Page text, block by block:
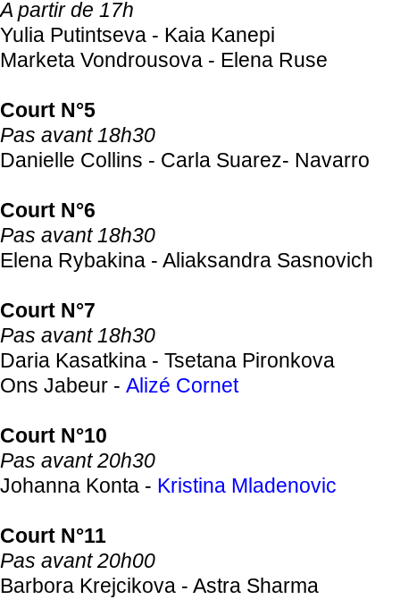
A partir de 17h
Yulia Putintseva - Kaia Kanepi
Marketa Vondrousova - Elena Ruse
Court N°5
Pas avant 18h30
Danielle Collins - Carla Suarez- Navarro
Court N°6
Pas avant 18h30
Elena Rybakina - Aliaksandra Sasnovich
Court N°7
Pas avant 18h30
Daria Kasatkina - Tsetana Pironkova
Ons Jabeur - Alizé Cornet
Court N°10
Pas avant 20h30
Johanna Konta - Kristina Mladenovic
Court N°11
Pas avant 20h00
Barbora Krejcikova - Astra Sharma